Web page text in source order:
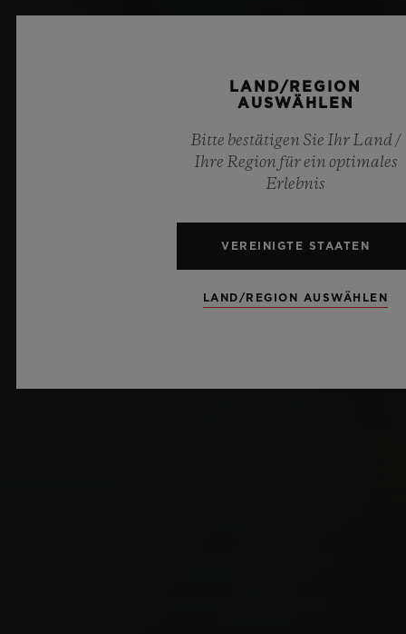
LAND/REGION
AUSWÄHLEN
Bitte bestätigen Sie Ihr Land /
Ihre Region für ein optimales
Erlebnis
VEREINIGTE STAATEN
LAND/REGION AUSWÄHLEN